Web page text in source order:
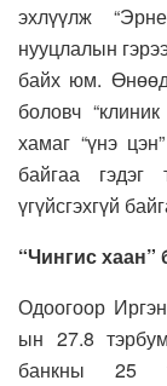
эхлүүлж
нууцлалын
байх юм.
боловч
хамаг “үнэ
байгаа гэдэг
үгүйсгэхгүй
“Чингис
Одоогоор
ын 27.8
банкны 25